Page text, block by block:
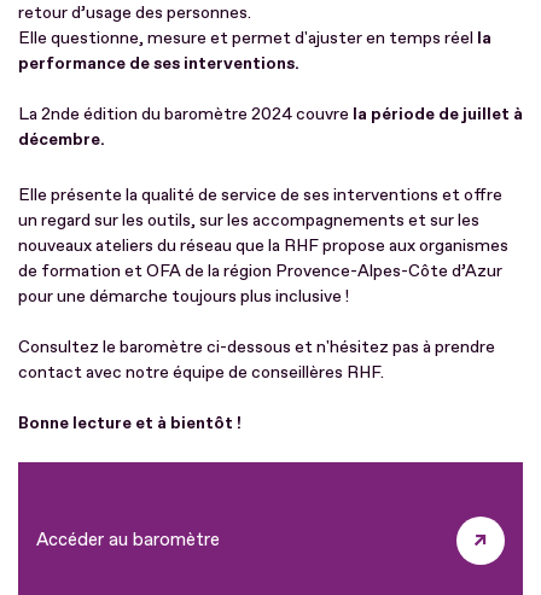
retour d’usage des personnes.
Elle questionne, mesure et permet d'ajuster en temps réel la
performance de ses interventions.
La 2nde édition du baromètre 2024 couvre la période de juillet à
décembre.
Elle présente la qualité de service de ses interventions et offre
un regard sur les outils, sur les accompagnements et sur les
nouveaux ateliers du réseau que la RHF propose aux organismes
de formation et OFA de la région Provence-Alpes-Côte d’Azur
pour une démarche toujours plus inclusive !
Consultez le baromètre ci-dessous et n'hésitez pas à prendre
contact avec notre équipe de conseillères RHF.
Bonne lecture et à bientôt !
Accéder au baromètre